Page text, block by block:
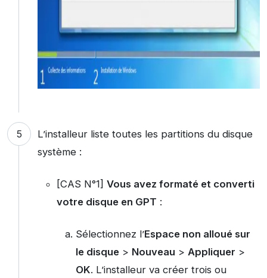
L’installeur liste toutes les partitions du disque
système :
[CAS N°1] Vous avez formaté et converti
votre disque en GPT :
Sélectionnez l’Espace non alloué sur
le disque> Nouveau > Appliquer >
OK. L’installeur va créer trois ou